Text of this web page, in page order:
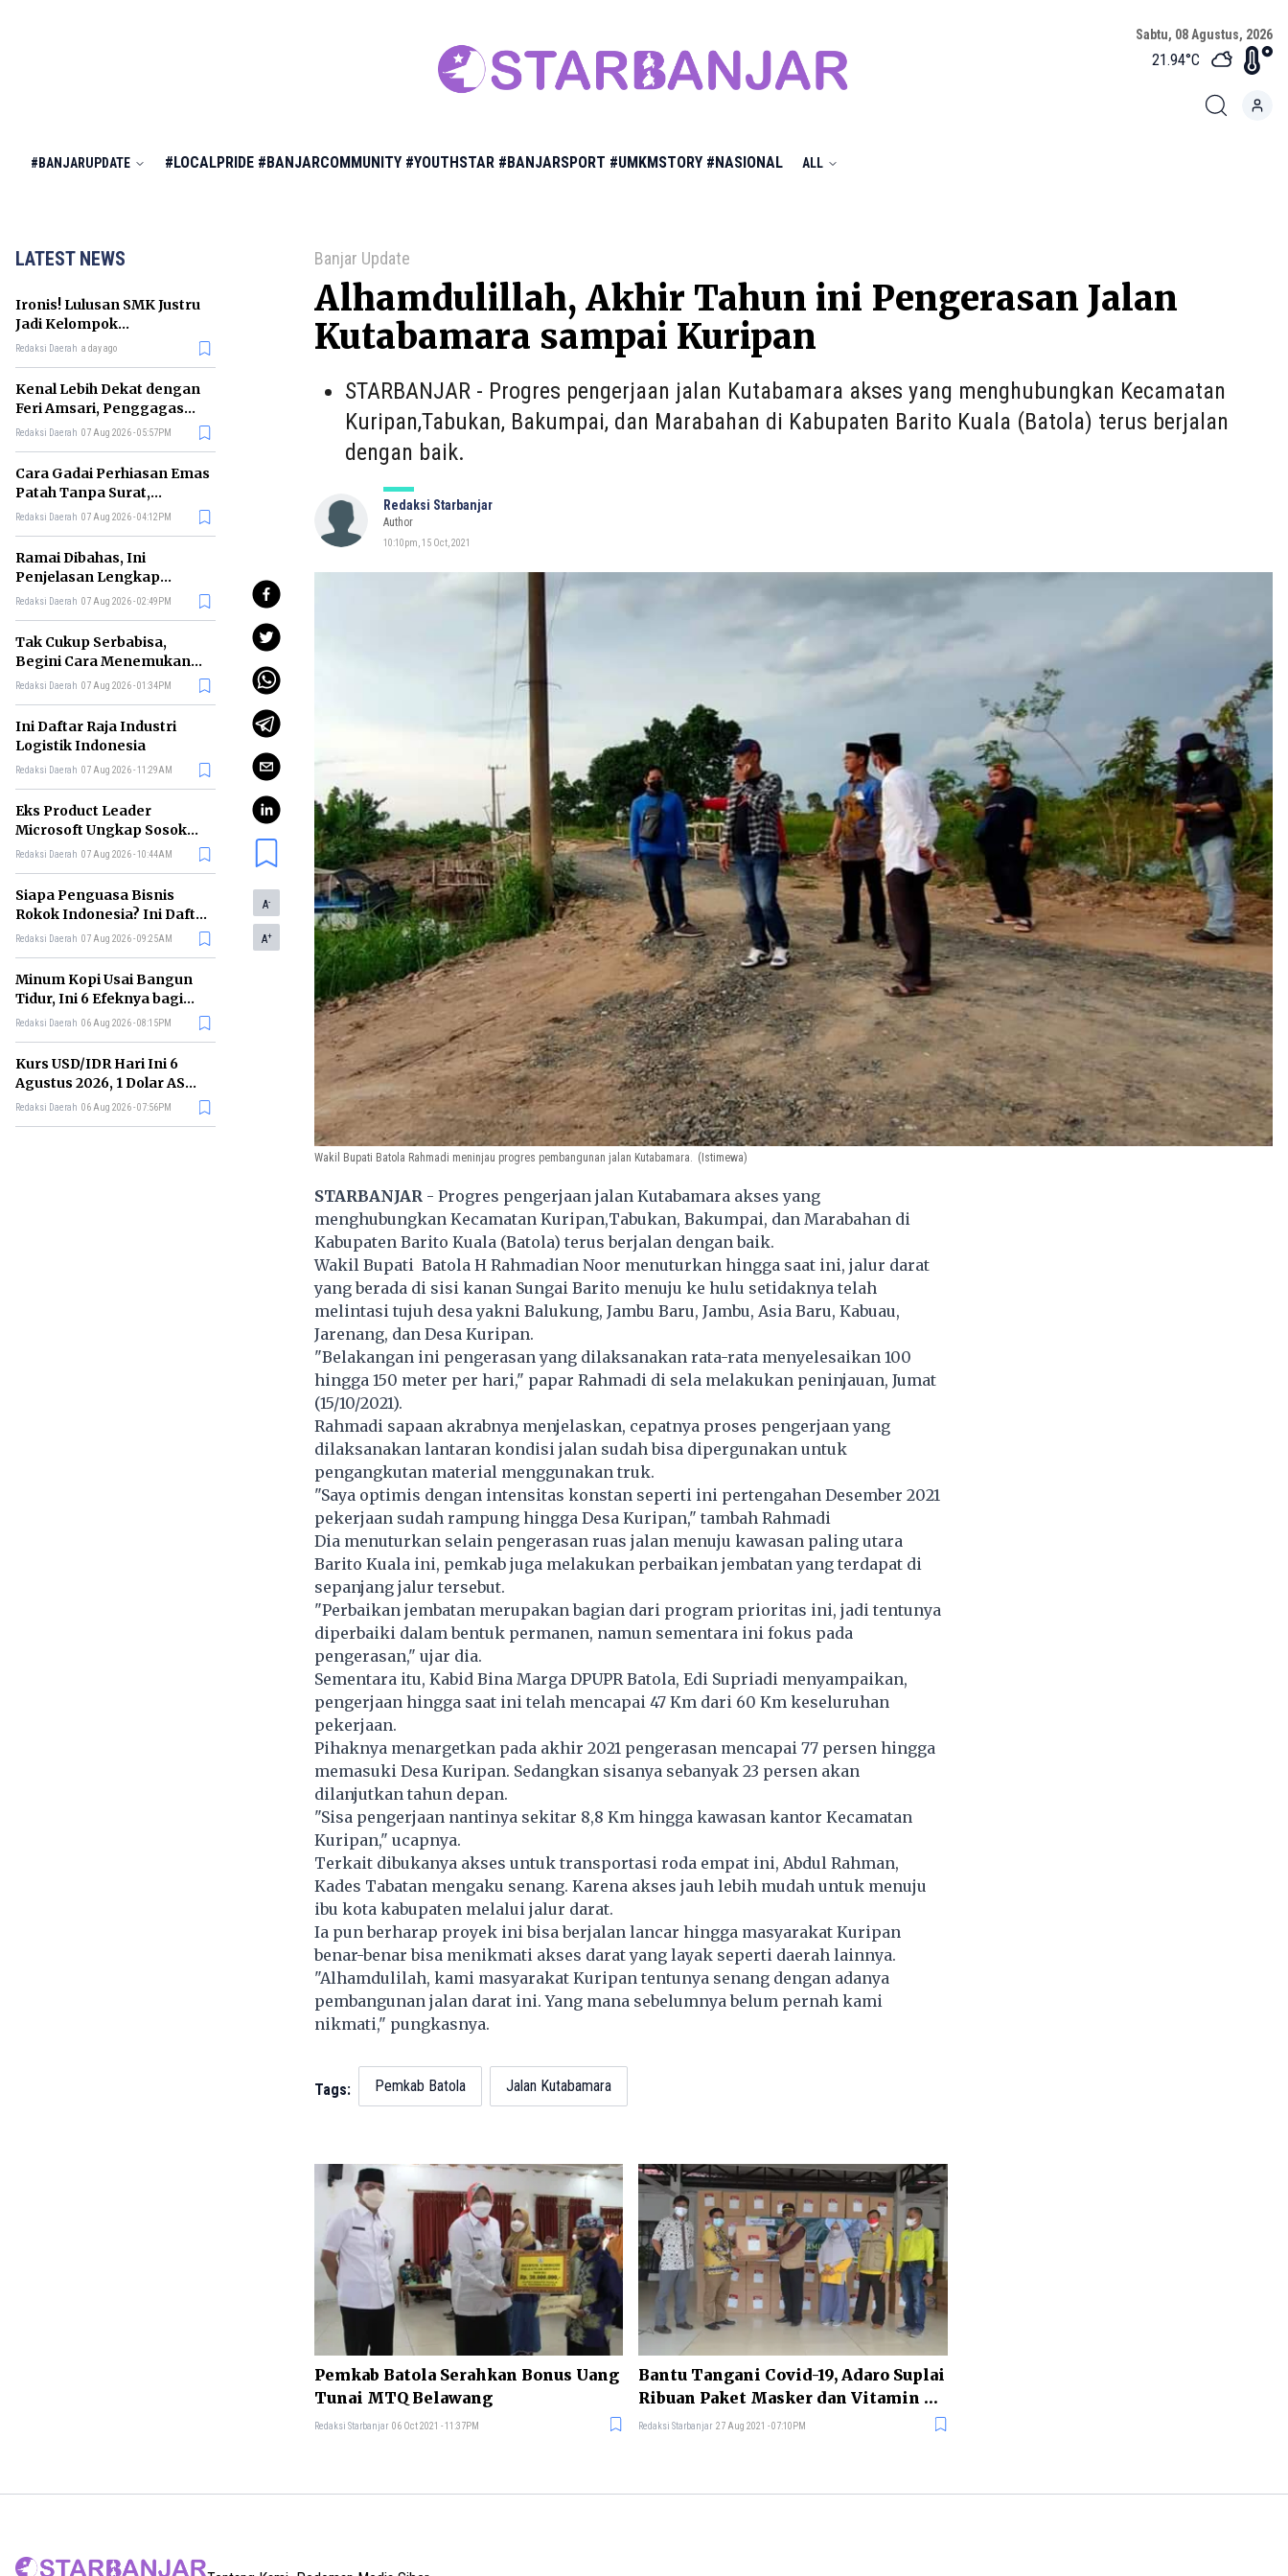
Sabtu, 08 Agustus, 2026
21.94°C
#BANJARUPDATE #LOCALPRIDE #BANJARCOMMUNITY #YOUTHSTAR #BANJARSPORT #UMKMSTORY #NASIONAL ALL
LATEST NEWS
Ironis! Lulusan SMK Justru
Jadi Kelompok
Pengangguran Terbanyak
Redaksi Daerah a day ago
Kenal Lebih Dekat dengan
Feri Amsari, Penggagas
Kabinet Bayangan
Redaksi Daerah 07 Aug 2026 - 05:57PM
Cara Gadai Perhiasan Emas
Patah Tanpa Surat,
Ternyata Tetap Bisa!
Redaksi Daerah 07 Aug 2026 - 04:12PM
Ramai Dibahas, Ini
Penjelasan Lengkap
tentang Konsep Kabinet
Redaksi Daerah 07 Aug 2026 - 02:49PM
Tak Cukup Serbabisa,
Begini Cara Menemukan
'Spike' agar CV Dilirik HR
Redaksi Daerah 07 Aug 2026 - 01:34PM
Ini Daftar Raja Industri
Logistik Indonesia
Redaksi Daerah 07 Aug 2026 - 11:29AM
Eks Product Leader
Microsoft Ungkap Sosok
yang Paling Cocok
Redaksi Daerah 07 Aug 2026 - 10:44AM
Siapa Penguasa Bisnis
Rokok Indonesia? Ini Daftar
Perusahaan Terbesarnya
Redaksi Daerah 07 Aug 2026 - 09:25AM
Minum Kopi Usai Bangun
Tidur, Ini 6 Efeknya bagi
Kesehatan Tubuh
Redaksi Daerah 06 Aug 2026 - 08:15PM
Kurs USD/IDR Hari Ini 6
Agustus 2026, 1 Dolar AS
Kini Berapa Rupiah?
Redaksi Daerah 06 Aug 2026 - 07:56PM
Banjar Update
Alhamdulillah, Akhir Tahun ini Pengerasan Jalan
Kutabamara sampai Kuripan
STARBANJAR - Progres pengerjaan jalan Kutabamara akses yang menghubungkan Kecamatan
Kuripan,Tabukan, Bakumpai, dan Marabahan di Kabupaten Barito Kuala (Batola) terus berjalan
dengan baik.
Redaksi Starbanjar
Author
10:10pm, 15 Oct, 2021
A-
A+
Wakil Bupati Batola Rahmadi meninjau progres pembangunan jalan Kutabamara. (Istimewa)
STARBANJAR- Progres pengerjaan jalan Kutabamara akses yang
menghubungkan Kecamatan Kuripan,Tabukan, Bakumpai, dan Marabahan di
Kabupaten Barito Kuala (Batola) terus berjalan dengan baik.
Wakil Bupati Batola H Rahmadian Noor menuturkan hingga saat ini, jalur darat
yang berada di sisi kanan Sungai Barito menuju ke hulu setidaknya telah
melintasi tujuh desa yakni Balukung, Jambu Baru, Jambu, Asia Baru, Kabuau,
Jarenang, dan Desa Kuripan.
"Belakangan ini pengerasan yang dilaksanakan rata-rata menyelesaikan 100
hingga 150 meter per hari," papar Rahmadi di sela melakukan peninjauan, Jumat
(15/10/2021).
Rahmadi sapaan akrabnya menjelaskan, cepatnya proses pengerjaan yang
dilaksanakan lantaran kondisi jalan sudah bisa dipergunakan untuk
pengangkutan material menggunakan truk.
"Saya optimis dengan intensitas konstan seperti ini pertengahan Desember 2021
pekerjaan sudah rampung hingga Desa Kuripan," tambah Rahmadi
Dia menuturkan selain pengerasan ruas jalan menuju kawasan paling utara
Barito Kuala ini, pemkab juga melakukan perbaikan jembatan yang terdapat di
sepanjang jalur tersebut.
"Perbaikan jembatan merupakan bagian dari program prioritas ini, jadi tentunya
diperbaiki dalam bentuk permanen, namun sementara ini fokus pada
pengerasan," ujar dia.
Sementara itu, Kabid Bina Marga DPUPR Batola, Edi Supriadi menyampaikan,
pengerjaan hingga saat ini telah mencapai 47 Km dari 60 Km keseluruhan
pekerjaan.
Pihaknya menargetkan pada akhir 2021 pengerasan mencapai 77 persen hingga
memasuki Desa Kuripan. Sedangkan sisanya sebanyak 23 persen akan
dilanjutkan tahun depan.
"Sisa pengerjaan nantinya sekitar 8,8 Km hingga kawasan kantor Kecamatan
Kuripan," ucapnya.
Terkait dibukanya akses untuk transportasi roda empat ini, Abdul Rahman,
Kades Tabatan mengaku senang. Karena akses jauh lebih mudah untuk menuju
ibu kota kabupaten melalui jalur darat.
Ia pun berharap proyek ini bisa berjalan lancar hingga masyarakat Kuripan
benar-benar bisa menikmati akses darat yang layak seperti daerah lainnya.
"Alhamdulilah, kami masyarakat Kuripan tentunya senang dengan adanya
pembangunan jalan darat ini. Yang mana sebelumnya belum pernah kami
nikmati," pungkasnya.
Tags: Pemkab Batola Jalan Kutabamara
Pemkab Batola Serahkan Bonus Uang
Tunai MTQ Belawang
Redaksi Starbanjar 06 Oct 2021 - 11:37PM
Bantu Tangani Covid-19, Adaro Suplai
Ribuan Paket Masker dan Vitamin ke
Batola
Redaksi Starbanjar 27 Aug 2021 - 07:10PM